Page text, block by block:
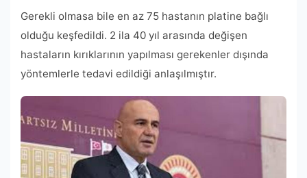
Gerekli olmasa bile en az 75 hastanın platine bağlı
olduğu keşfedildi. 2 ila 40 yıl arasında değişen
hastaların kırıklarının yapılması gerekenler dışında
yöntemlerle tedavi edildiği anlaşılmıştır.